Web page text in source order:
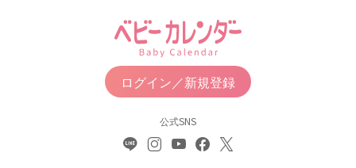
ログイン／新規登録
公式SNS